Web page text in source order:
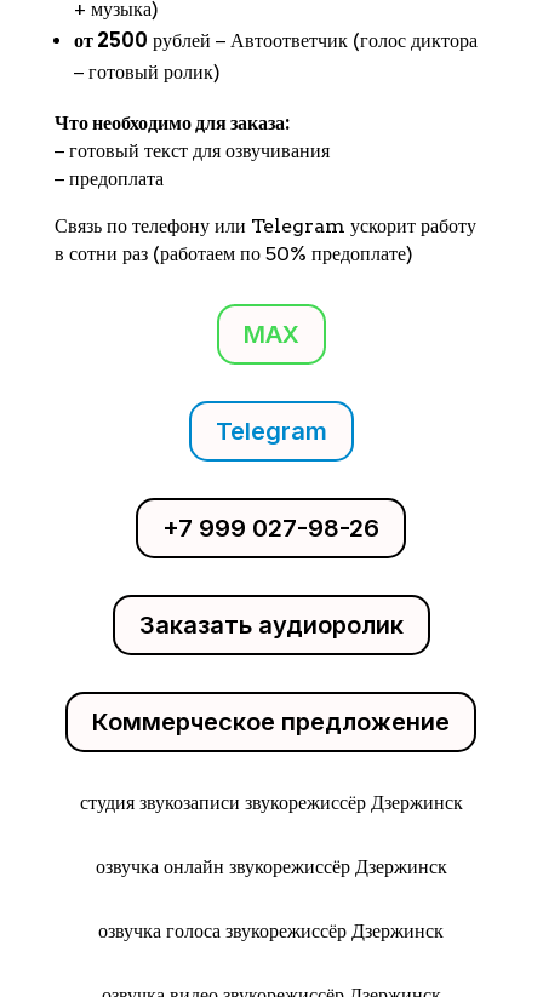
+ музыка)
от 2500 рублей − Автоответчик (голос диктора
− готовый ролик)
Что необходимо для заказа:
− готовый текст для озвучивания
− предоплата
Связь по телефону или Telegram ускорит работу
в сотни раз (работаем по 50% предоплате)
MAX
Telegram
+7 999 027-98-26
Заказать аудиоролик
Коммерческое предложение
студия звукозаписи звукорежиссёр Дзержинск
озвучка онлайн звукорежиссёр Дзержинск
озвучка голоса звукорежиссёр Дзержинск